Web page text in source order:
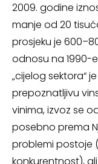
2009. godine
manje od 20
prosjeku je
odnosu na 1990-
„cijelog sektora“
prepoznatljivu
vinima, izvoz se
posebno prema
problemi postoje